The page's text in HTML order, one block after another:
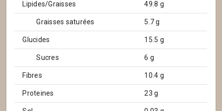
Lipides/Graisses 49.8 g
Graisses saturées 5.7 g
Glucides 15.5 g
Sucres 6 g
Fibres 10.4 g
Proteines 23 g